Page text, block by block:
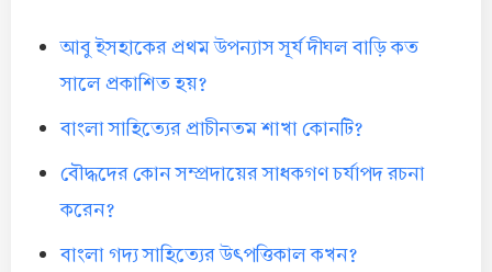
আবু ইসহাকের প্রথম উপন্যাস সূর্য দীঘল বাড়ি কত
সালে প্রকাশিত হয়?
বাংলা সাহিত্যের প্রাচীনতম শাখা কোনটি?
বৌদ্ধদের কোন সম্প্রদায়ের সাধকগণ চর্যাপদ রচনা
করেন?
বাংলা গদ্য সাহিত্যের উৎপত্তিকাল কখন?